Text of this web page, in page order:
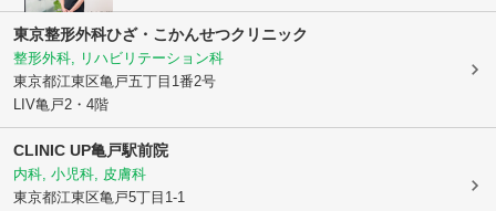
東京整形外科ひざ・こかんせつクリニック
整形外科, リハビリテーション科
東京都江東区亀戸五丁目1番2号
LIV亀戸2・4階
CLINIC UP亀戸駅前院
内科, 小児科, 皮膚科
東京都江東区亀戸5丁目1-1